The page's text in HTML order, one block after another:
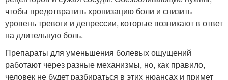
чтобы предотвратить хронизацию боли и снизить
уровень тревоги и депрессии, которые возникают в ответ
на длительную боль.
Препараты для уменьшения болевых ощущений
работают через разные механизмы, но, как правило,
человек не будет разбираться в этих нюансах и примет